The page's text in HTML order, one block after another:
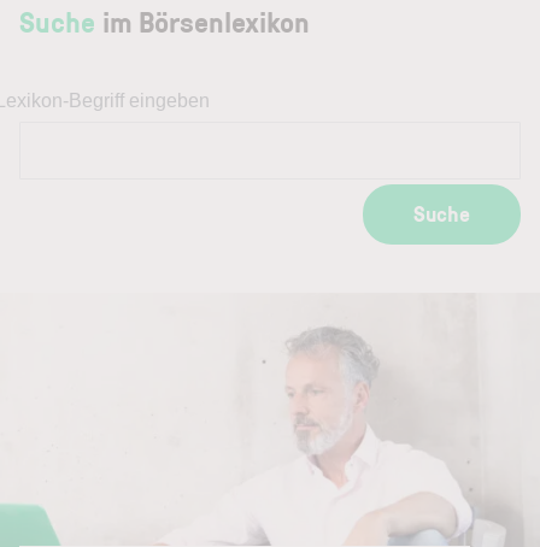
Suche im Börsenlexikon
Begriff eingeben
Suche